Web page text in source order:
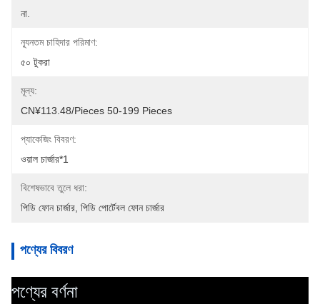
না.
ন্যূনতম চাহিদার পরিমাণ:
৫০ টুকরা
মূল্য:
CN¥113.48/pieces 50-199 Pieces
প্যাকেজিং বিবরণ:
ওয়াল চার্জার*1
বিশেষভাবে তুলে ধরা:
পিডি ফোন চার্জার পিডি পোর্টেবল ফোন চার্জার
পণ্যের বিবরণ
পণ্যের বর্ণনা